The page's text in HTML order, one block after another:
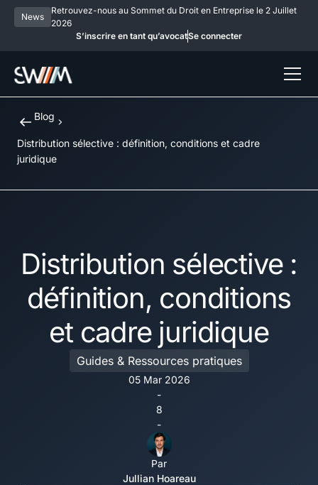
News
Retrouvez-nous au Sommet du Droit en Entreprise le 2 Juillet
2026
S’inscrire en tant qu’avocatSe connecter
Blog
Distribution sélective : définition, conditions et cadre
juridique
Distribution sélective :
définition, conditions
et cadre juridique
Guides & Ressources pratiques
05 Mar 2026
-
8
-
Par
Jullian Hoareau